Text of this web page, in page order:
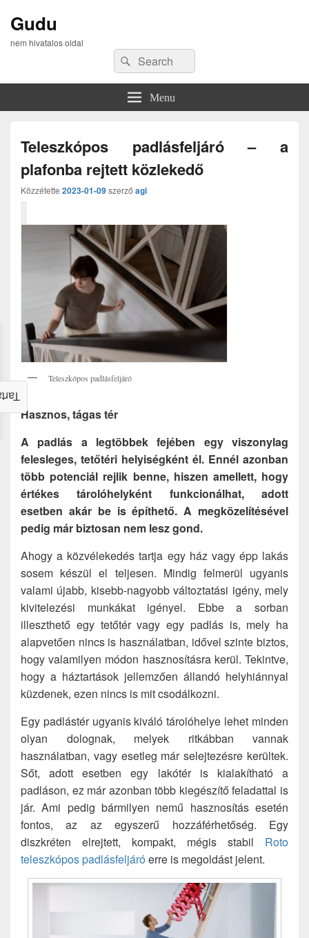
Gudu
nem hivatalos oldal
Search
for:
Search
Menu
Teleszkópos padlásfeljáró – a
plafonba rejtett közlekedő
Közzétette 2023-01-09szerző agi
Teleszkópos padlásfeljáró
Hasznos, tágas tér
A padlás a legtöbbek fejében egy viszonylag
felesleges, tetőtéri helyiségként él. Ennél azonban
több potenciál rejlik benne, hiszen amellett, hogy
értékes tárolóhelyként funkcionálhat, adott
esetben akár be is építhető. A megközelítésével
pedig már biztosan nem lesz gond.
Ahogy a közvélekedés tartja egy ház vagy épp lakás
sosem készül el teljesen. Mindig felmerül ugyanis
valami újabb, kisebb-nagyobb változtatási igény, mely
kivitelezési munkákat igényel. Ebbe a sorban
illeszthető egy tetőtér vagy egy padlás is, mely ha
alapvetően nincs is használatban, idővel szinte biztos,
hogy valamilyen módon hasznosításra kerül. Tekintve,
hogy a háztartások jellemzően állandó helyhiánnyal
küzdenek, ezen nincs is mit csodálkozni.
Egy padlástér ugyanis kiváló tárolóhelye lehet minden
olyan dolognak, melyek ritkábban vannak
használatban, vagy esetleg már selejtezésre kerültek.
Sőt, adott esetben egy lakótér is kialakítható a
padláson, ez már azonban több kiegészítő feladattal is
jár. Ami pedig bármilyen nemű hasznosítás esetén
fontos, az az egyszerű hozzáférhetőség. Egy
diszkréten elrejtett, kompakt, mégis stabil Roto
teleszkópos padlásfeljáróerre is megoldást jelent.